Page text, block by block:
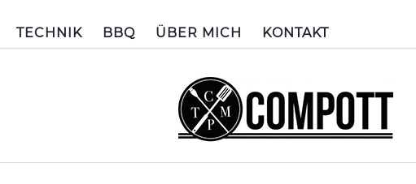
TECHNIK BBQ ÜBER MICH KONTAKT